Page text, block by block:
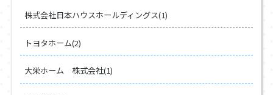
株式会社日本ハウスホールディングス(1)
トヨタホーム(2)
大栄ホーム 株式会社(1)